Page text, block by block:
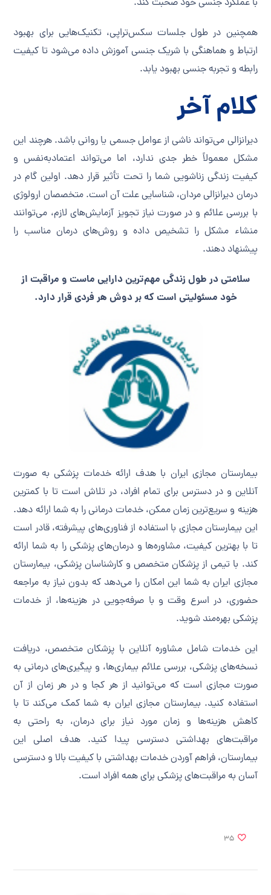
با عملکرد جنسی خود صحبت کند.
همچنین در طول جلسات سکس‌تراپی، تکنیک‌هایی برای بهبود
ارتباط و هماهنگی با شریک جنسی آموزش داده می‌شود تا کیفیت
رابطه و تجربه جنسی بهبود یابد.
کلام آخر
دیرانزالی می‌تواند ناشی از عوامل جسمی یا روانی باشد. هرچند این
مشکل معمولاً خطر جدی ندارد، اما می‌تواند اعتمادبه‌نفس و
کیفیت زندگی زناشویی شما را تحت تأثیر قرار دهد. اولین گام در
درمان دیرانزالی مردان، شناسایی علت آن است. متخصصان ارولوژی
با بررسی علائم و در صورت نیاز تجویز آزمایش‌های لازم، می‌توانند
منشاء مشکل را تشخیص داده و روش‌های درمان مناسب را
پیشنهاد دهند.
سلامتی در طول زندگی مهم‌ترین دارایی ماست و مراقبت از
خود مسئولیتی است که بر دوش هر فردی قرار دارد.
بیمارستان مجازی ایران با هدف ارائه خدمات پزشکی به صورت
آنلاین و در دسترس برای تمام افراد، در تلاش است تا با کمترین
هزینه و سریع‌ترین زمان ممکن، خدمات درمانی را به شما ارائه دهد.
این بیمارستان مجازی با استفاده از فناوری‌های پیشرفته، قادر است
تا با بهترین کیفیت، مشاوره‌ها و درمان‌های پزشکی را به شما ارائه
کند. با تیمی از پزشکان متخصص و کارشناسان پزشکی، بیمارستان
مجازی ایران به شما این امکان را می‌دهد که بدون نیاز به مراجعه
حضوری، در اسرع وقت و با صرفه‌جویی در هزینه‌ها، از خدمات
پزشکی بهره‌مند شوید.
این خدمات شامل مشاوره آنلاین با پزشکان متخصص، دریافت
نسخه‌های پزشکی، بررسی علائم بیماری‌ها، و پیگیری‌های درمانی به
صورت مجازی است که می‌توانید از هر کجا و در هر زمان از آن
استفاده کنید. بیمارستان مجازی ایران به شما کمک می‌کند تا با
کاهش هزینه‌ها و زمان مورد نیاز برای درمان، به راحتی به
مراقبت‌های بهداشتی دسترسی پیدا کنید. هدف اصلی این
بیمارستان، فراهم آوردن خدمات بهداشتی با کیفیت بالا و دسترسی
آسان به مراقبت‌های پزشکی برای همه افراد است.
35